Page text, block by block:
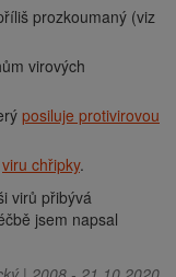
prozkoumaný (viz
virových
posiluje protivirovou
viru chřipky.
virů přibývá
jsem napsal